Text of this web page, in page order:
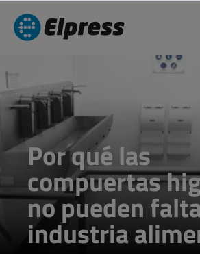
Por qué las
compuertas
no pueden
industria